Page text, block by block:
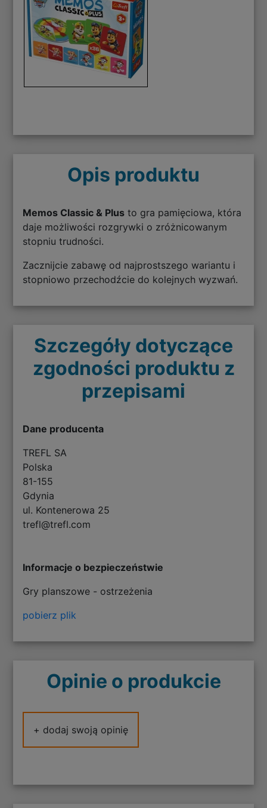
Opis produktu
Memos Classic & Plus to gra pamięciowa, która
daje możliwości rozgrywki o zróżnicowanym
stopniu trudności.
Zacznijcie zabawę od najprostszego wariantu i
stopniowo przechodźcie do kolejnych wyzwań.
Szczegóły dotyczące
zgodności produktu z
przepisami
Dane producenta
TREFL SA
Polska
81-155
Gdynia
ul. Kontenerowa 25
trefl@trefl.com
Informacje o bezpieczeństwie
Gry planszowe - ostrzeżenia
pobierz plik
Opinie o produkcie
+ dodaj swoją opinię